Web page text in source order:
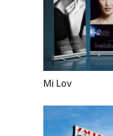
Mi Lov